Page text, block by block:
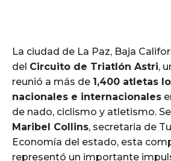
La ciudad de La Paz, Baja
del Circuito de Triatlón Astri,
reunió a más de 1,400 atletas
nacionales e internacionales
de nado, ciclismo y atletismo.
Maribel Collins, secretaria de
Economía del estado, esta
representó un importante